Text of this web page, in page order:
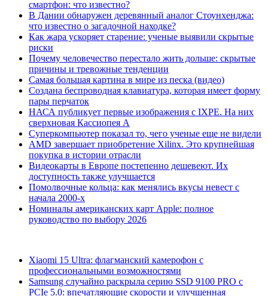
смартфон: что известно?
В Дании обнаружен деревянный аналог Стоунхенджа:
что известно о загадочной находке?
Как жара ускоряет старение: ученые выявили скрытые
риски
Почему человечество перестало жить дольше: скрытые
причины и тревожные тенденции
Самая большая картина в мире из песка (видео)
Создана беспроводная клавиатура, которая имеет форму
пары перчаток
НАСА публикует первые изображения с IXPE. На них
сверхновая Кассиопея А
Суперкомпьютер показал то, чего ученые еще не видели
AMD завершает приобретение Xilinx. Это крупнейшая
покупка в истории отрасли
Видеокарты в Европе постепенно дешевеют. Их
доступность также улучшается
Помолвочные кольца: как менялись вкусы невест с
начала 2000-х
Номиналы американских карт Apple: полное
руководство по выбору 2026
Xiaomi 15 Ultra: флагманский камерофон с
профессиональными возможностями
Samsung случайно раскрыла серию SSD 9100 PRO с
PCIe 5.0: впечатляющие скорости и улучшенная